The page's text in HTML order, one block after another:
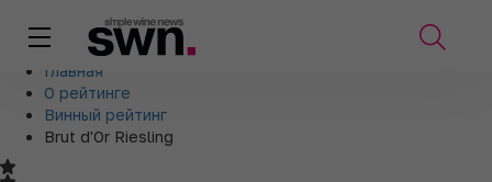
Главная
О рейтинге
Винный рейтинг
Brut d'Or Riesling